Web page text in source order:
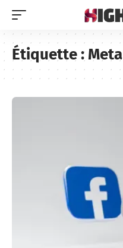
Étiquette :Meta